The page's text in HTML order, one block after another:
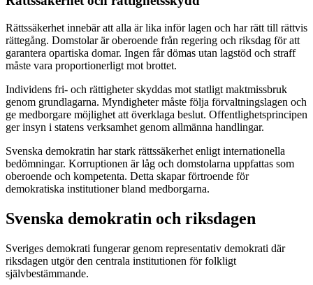
Rättssäkerhet innebär att alla är lika inför lagen och har rätt till rättvis
rättegång. Domstolar är oberoende från regering och riksdag för att
garantera opartiska domar. Ingen får dömas utan lagstöd och straff
måste vara proportionerligt mot brottet.
Individens fri- och rättigheter skyddas mot statligt maktmissbruk
genom grundlagarna. Myndigheter måste följa förvaltningslagen och
ge medborgare möjlighet att överklaga beslut. Offentlighetsprincipen
ger insyn i statens verksamhet genom allmänna handlingar.
Svenska demokratin har stark rättssäkerhet enligt internationella
bedömningar. Korruptionen är låg och domstolarna uppfattas som
oberoende och kompetenta. Detta skapar förtroende för
demokratiska institutioner bland medborgarna.
Svenska demokratin och riksdagen
Sveriges demokrati fungerar genom representativ demokrati där
riksdagen utgör den centrala institutionen för folkligt
självbestämmande.